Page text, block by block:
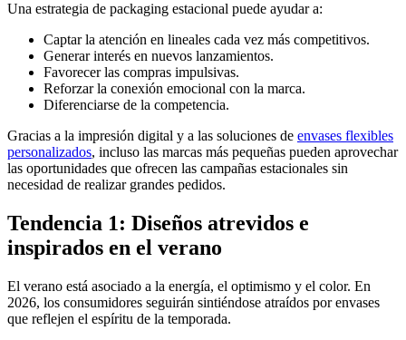
Una estrategia de packaging estacional puede ayudar a:
Captar la atención en lineales cada vez más competitivos.
Generar interés en nuevos lanzamientos.
Favorecer las compras impulsivas.
Reforzar la conexión emocional con la marca.
Diferenciarse de la competencia.
Gracias a la impresión digital y a las soluciones de envases flexibles
personalizados, incluso las marcas más pequeñas pueden aprovechar
las oportunidades que ofrecen las campañas estacionales sin
necesidad de realizar grandes pedidos.
Tendencia 1: Diseños atrevidos e
inspirados en el verano
El verano está asociado a la energía, el optimismo y el color. En
2026, los consumidores seguirán sintiéndose atraídos por envases
que reflejen el espíritu de la temporada.